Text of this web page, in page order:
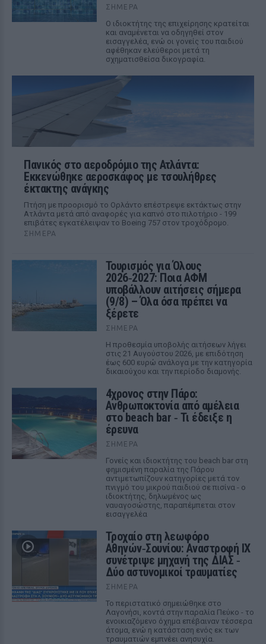
ΣΉΜΕΡΑ
Ο ιδιοκτήτης της επιχείρησης κρατείται
και αναμένεται να οδηγηθεί στον
εισαγγελέα, ενώ οι γονείς του παιδιού
αφέθηκαν ελεύθεροι μετά τη
σχηματισθείσα δικογραφία.
Πανικός στο αεροδρόμιο της Ατλάντα:
Εκκενώθηκε αεροσκάφος με τσουλήθρες
έκτακτης ανάγκης
Πτήση με προορισμό το Ορλάντο επέστρεψε εκτάκτως στην
Ατλάντα μετά από αναφορές για καπνό στο πιλοτήριο - 199
επιβάτες εγκατέλειψαν το Boeing 757 στον τροχόδρομο.
ΣΉΜΕΡΑ
Τουρισμός για Όλους
2026‑2027: Ποια ΑΦΜ
υποβάλλουν αιτήσεις σήμερα
(9/8) – Όλα όσα πρέπει να
ξέρετε
ΣΉΜΕΡΑ
Η προθεσμία υποβολής αιτήσεων λήγει
στις 21 Αυγούστου 2026, με επιδότηση
έως 600 ευρώ ανάλογα με την κατηγορία
δικαιούχου και την περίοδο διαμονής.
4χρονος στην Πάρο:
Ανθρωποκτονία από αμέλεια
στο beach bar ‑ Τι έδειξε η
έρευνα
ΣΉΜΕΡΑ
Γονείς και ιδιοκτήτης του beach bar στη
φημισμένη παραλία της Πάρου
αντιμετωπίζουν κατηγορίες μετά τον
πνιγμό του μικρού παιδιού σε πισίνα - ο
ιδιοκτήτης, δηλωμένος ως
ναυαγοσώστης, παραπέμπεται στον
εισαγγελέα
Τροχαίο στη λεωφόρο
Αθηνών‑Σουνίου: Αναστροφή ΙΧ
συνέτριψε μηχανή της ΔΙΑΣ ‑
Δύο αστυνομικοί τραυματίες
ΣΉΜΕΡΑ
Το περιστατικό σημειώθηκε στο
Λαγονήσι, κοντά στην παραλία Πεύκο - το
ενοικιαζόμενο όχημα επέβαιναν τέσσερα
άτομα, ενώ η κατάσταση ενός εκ των
τραυματιών εμπνέει ανησυχία.